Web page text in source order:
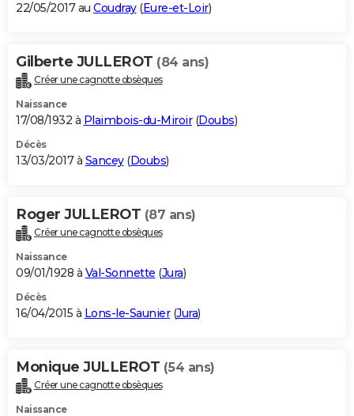
22/05/2017 au Coudray(Eure-et-Loir)
Gilberte JULLEROT (84 ans)
Créer une cagnotte obsèques
Naissance
17/08/1932 à Plaimbois-du-Miroir(Doubs)
Décès
13/03/2017 à Sancey(Doubs)
Roger JULLEROT (87 ans)
Créer une cagnotte obsèques
Naissance
09/01/1928 à Val-Sonnette (Jura)
Décès
16/04/2015 à Lons-le-Saunier(Jura)
Monique JULLEROT (54 ans)
Créer une cagnotte obsèques
Naissance